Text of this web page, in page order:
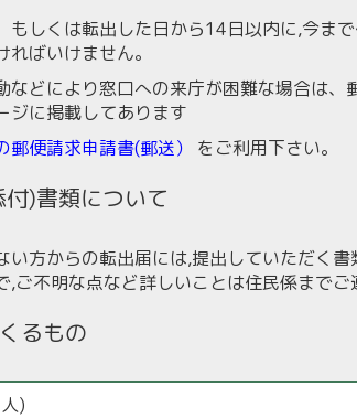
もしくは転出した日から14日以内に,今ま
ればいけません。
などにより窓口への来庁が困難な場合は、
ジに掲載してあります
郵便請求申請書(郵送）
をご利用下さい。
)書類について
い方からの転出届には,提出していただく書
,ご不明な点など詳しいことは住民係までご
るもの
)